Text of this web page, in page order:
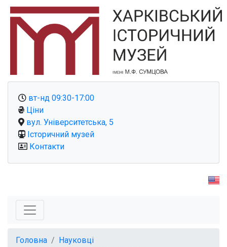
вт-нд 09:30-17:00
Ціни
вул. Університетська, 5
Історичний музей
Контакти
Головна
Науковці